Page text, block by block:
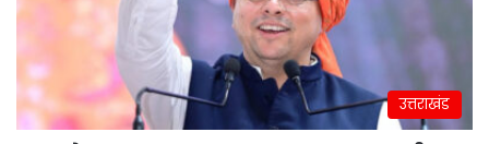
उत्तराखंड